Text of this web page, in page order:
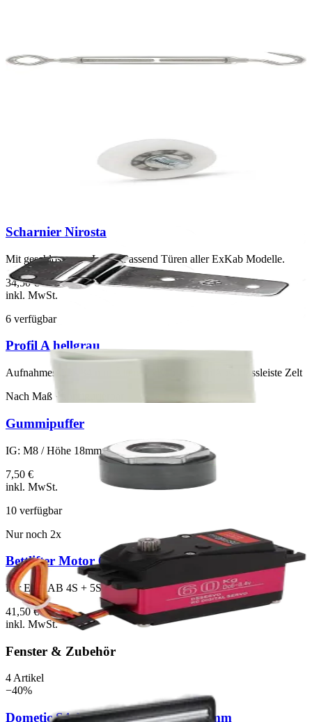
1,50 €
inkl. MwSt.
Für Bettauszug ExKab 7S FD
Scharnier Nirosta
Mit geschlossenem Lager. Passend Türen aller ExKab Modelle.
34,50 €
inkl. MwSt.
6 verfügbar
Profil A hellgrau
Aufnahmestärke 34 mm Ältere ExKab Fronten Abschlussleiste Zelt
Nach Maß · konfigurierbar
Gummipuffer
IG: M8 / Höhe 18mm
7,50 €
inkl. MwSt.
10 verfügbar
Nur noch 2x
Bettlifter Motor 60 kg
Für EXKAB 4S + 5S
41,50 €
inkl. MwSt.
Fenster & Zubehör
4Artikel
−40%
Dometic S4 Aufstellfenster 500x300 mm